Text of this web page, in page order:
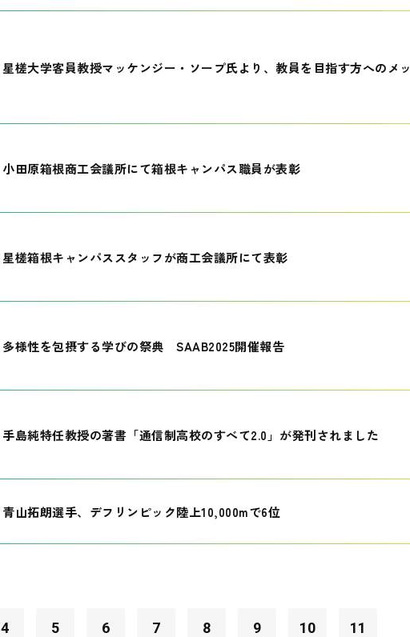
星槎大学客員教授マッケンジー・ソープ氏より、教員を目指す方へのメ
小田原箱根商工会議所にて箱根キャンパス職員が表彰
星槎箱根キャンパススタッフが商工会議所にて表彰
多様性を包摂する学びの祭典 SAAB2025開催報告
手島純特任教授の著書「通信制高校のすべて2.0」が発刊されました
青山拓朗選手、デフリンピック陸上10,000mで6位
4 5 6 7 8 9 10 11